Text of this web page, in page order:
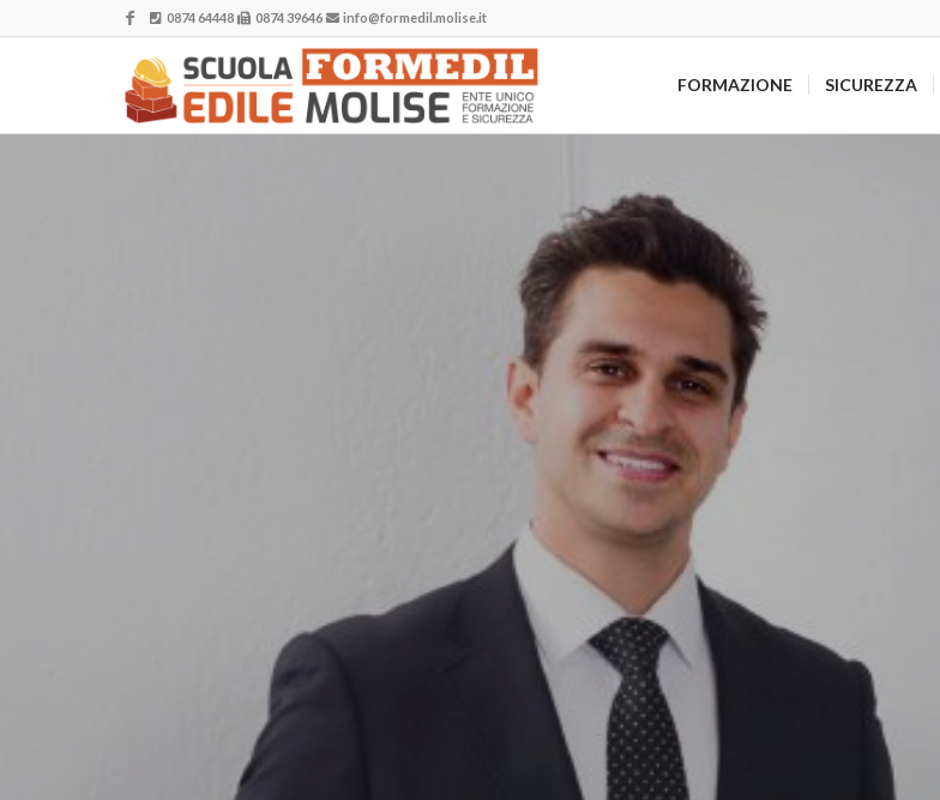
0874 64448 0874 39646 info@formedil.molise.it
FORMAZIONE SICUREZZA